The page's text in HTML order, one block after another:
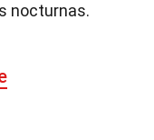
nocturnas.